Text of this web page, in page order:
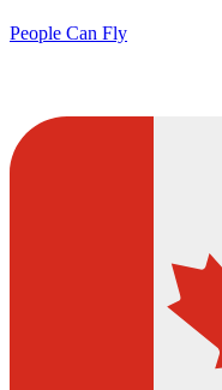
People Can Fly